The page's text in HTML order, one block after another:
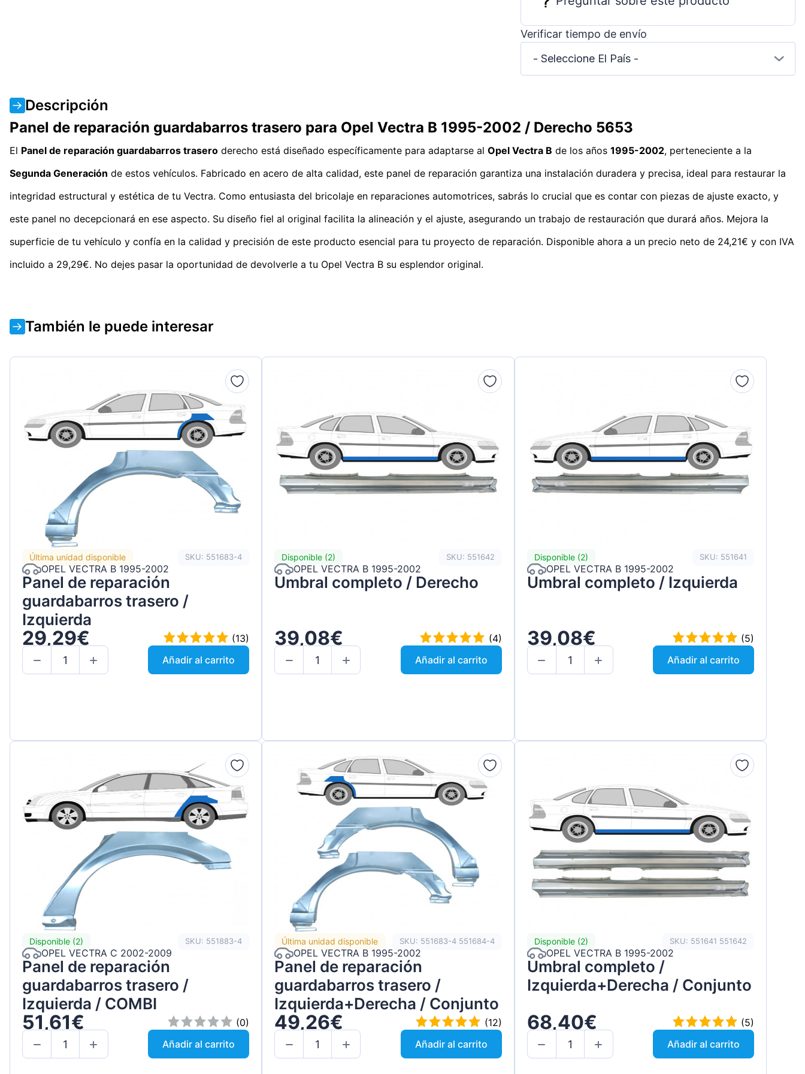
Verificar tiempo de envío
- Seleccione El País -
Descripción
Panel de reparación guardabarros trasero para Opel Vectra B 1995-2002 / Derecho 5653
El Panel de reparación guardabarros trasero derecho está diseñado específicamente para adaptarse al Opel Vectra B de los años 1995-2002, perteneciente a la
Segunda Generación de estos vehículos. Fabricado en acero de alta calidad, este panel de reparación garantiza una instalación duradera y precisa, ideal para restaurar la
integridad estructural y estética de tu Vectra. Como entusiasta del bricolaje en reparaciones automotrices, sabrás lo crucial que es contar con piezas de ajuste exacto, y
este panel no decepcionará en ese aspecto. Su diseño fiel al original facilita la alineación y el ajuste, asegurando un trabajo de restauración que durará años. Mejora la
superficie de tu vehículo y confía en la calidad y precisión de este producto esencial para tu proyecto de reparación. Disponible ahora a un precio neto de 24,21€ y con IVA
incluido a 29,29€. No dejes pasar la oportunidad de devolverle a tu Opel Vectra B su esplendor original.
También le puede interesar
Última unidad disponible SKU: 551683-4
OPEL VECTRA B 1995-2002
Panel de reparación
guardabarros trasero /
Izquierda
29,29€
(13)
Añadir al carrito
Disponible (2) SKU: 551642
OPEL VECTRA B 1995-2002
Umbral completo / Derecho
39,08€
(4)
Añadir al carrito
Disponible (2) SKU: 551641
OPEL VECTRA B 1995-2002
Umbral completo / Izquierda
39,08€
(5)
Añadir al carrito
Disponible (2) SKU: 551883-4
OPEL VECTRA C 2002-2009
Panel de reparación
guardabarros trasero /
Izquierda / COMBI
51,61€
(0)
Añadir al carrito
Última unidad disponible SKU: 551683-4 551684-4
OPEL VECTRA B 1995-2002
Panel de reparación
guardabarros trasero /
Izquierda+Derecha / Conjunto
49,26€
(12)
Añadir al carrito
Disponible (2) SKU: 551641 551642
OPEL VECTRA B 1995-2002
Umbral completo /
Izquierda+Derecha / Conjunto
68,40€
(5)
Añadir al carrito